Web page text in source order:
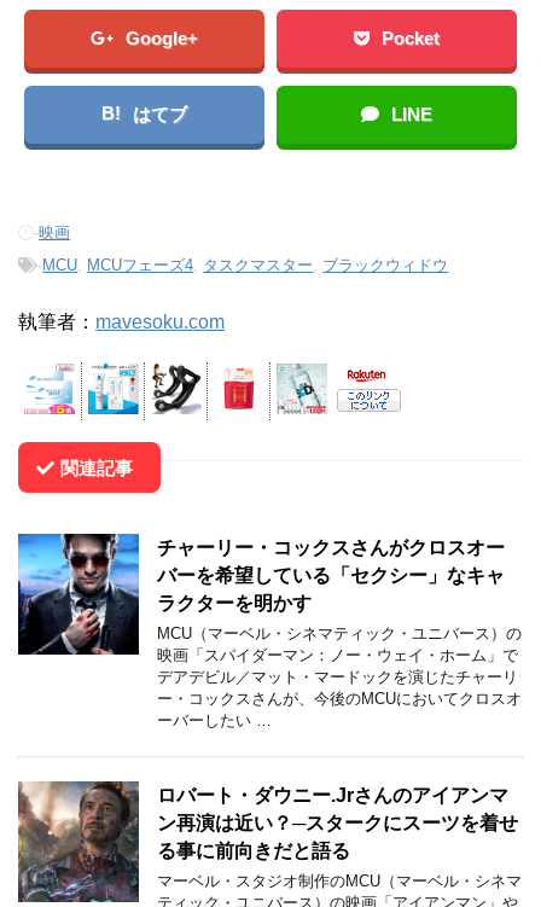
Google+ Pocket
B! はてブ LINE
-映画
-MCU MCUフェーズ4 タスクマスター ブラックウィドウ
執筆者： mavesoku.com
関連記事
チャーリー・コックスさんがクロスオー
バーを希望している「セクシー」なキャ
ラクターを明かす
MCU（マーベル・シネマティック・ユニバース）の
映画「スパイダーマン：ノー・ウェイ・ホーム」で
デアデビル／マット・マードックを演じたチャーリ
ー・コックスさんが、今後のMCUにおいてクロスオ
ーバーしたい …
ロバート・ダウニー.Jrさんのアイアンマ
ン再演は近い？─スタークにスーツを着せ
る事に前向きだと語る
マーベル・スタジオ制作のMCU（マーベル・シネマ
ティック・ユニバース）の映画「アイアンマン」や